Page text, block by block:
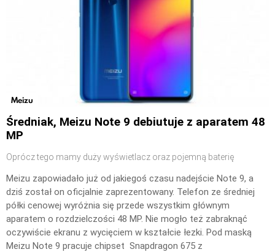
Meizu
Średniak, Meizu Note 9 debiutuje z aparatem 48
MP
Oprócz tego mamy duży wyświetlacz oraz pojemną baterię
Meizu zapowiadało już od jakiegoś czasu nadejście Note 9, a
dziś został on oficjalnie zaprezentowany. Telefon ze średniej
półki cenowej wyróżnia się przede wszystkim głównym
aparatem o rozdzielczości 48 MP. Nie mogło też zabraknąć
oczywiście ekranu z wycięciem w kształcie łezki. Pod maską
Meizu Note 9 pracuje chipset Snapdragon 675 z